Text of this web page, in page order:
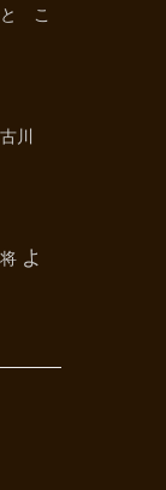
こ
川
よ